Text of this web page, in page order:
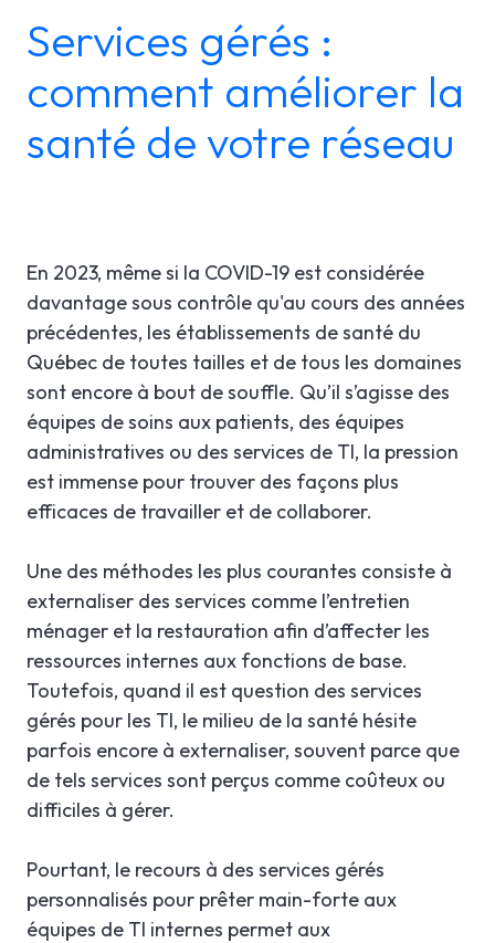
LGI RÉORIENTATION
LGI ASSIGNATIONS (STROM)
LGI FINANCES (GRF)
LGI DOCUMENTATION
ÉLECTRONIQUE (GDE)
LGI CONTINUUMCORE
LGI ARP (BOSTON WORKSTATION)
LGI MED-URGE
ÉTUDES DE CAS
BROCHURES PRODUITS
WEBINAIRE(S) À VENIR
SOUTIEN TECHNIQUE
INFOLETTRE
En
Services gérés :
comment améliorer la
santé de votre réseau
En 2023, même si la COVID-19 est considérée
davantage sous contrôle qu'au cours des années
précédentes, les établissements de santé du
Québec de toutes tailles et de tous les domaines
sont encore à bout de souffle. Qu’il s’agisse des
équipes de soins aux patients, des équipes
administratives ou des services de TI, la pression
est immense pour trouver des façons plus
efficaces de travailler et de collaborer.
Une des méthodes les plus courantes consiste à
externaliser des services comme l’entretien
ménager et la restauration afin d’affecter les
ressources internes aux fonctions de base.
Toutefois, quand il est question des services
gérés pour les TI, le milieu de la santé hésite
parfois encore à externaliser, souvent parce que
de tels services sont perçus comme coûteux ou
difficiles à gérer.
Pourtant, le recours à des services gérés
personnalisés pour prêter main-forte aux
équipes de TI internes permet aux